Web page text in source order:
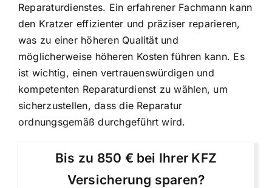
Reparaturdienstes. Ein erfahrener Fachmann kann
den Kratzer effizienter und präziser reparieren,
was zu einer höheren Qualität und
möglicherweise höheren Kosten führen kann. Es
ist wichtig, einen vertrauenswürdigen und
kompetenten Reparaturdienst zu wählen, um
sicherzustellen, dass die Reparatur
ordnungsgemäß durchgeführt wird.
Bis zu 850 € bei Ihrer KFZ
Versicherung sparen?